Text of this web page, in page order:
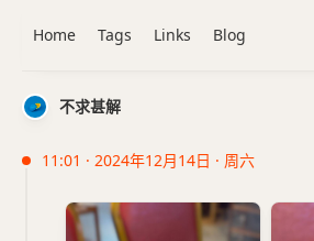
不求甚解
11:01 · 2024年12月14日 · 周六
Home Tags Links Blog